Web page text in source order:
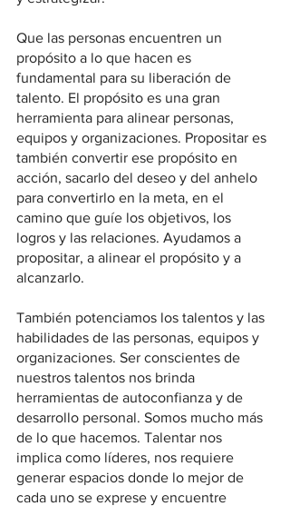
Que las personas encuentren un
propósito a lo que hacen es
fundamental para su liberación de
talento. El propósito es una gran
herramienta para alinear personas,
equipos y organizaciones. Propositar es
también convertir ese propósito en
acción, sacarlo del deseo y del anhelo
para convertirlo en la meta, en el
camino que guíe los objetivos, los
logros y las relaciones. Ayudamos a
propositar, a alinear el propósito y a
alcanzarlo.
También potenciamos los talentos y las
habilidades de las personas, equipos y
organizaciones. Ser conscientes de
nuestros talentos nos brinda
herramientas de autoconfianza y de
desarrollo personal. Somos mucho más
de lo que hacemos. Talentar nos
implica como líderes, nos requiere
generar espacios donde lo mejor de
cada uno se exprese y encuentre